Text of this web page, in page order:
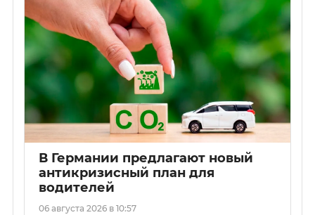
В Германии предлагают новый
антикризисный план для
водителей
06 августа 2026 в 10:57